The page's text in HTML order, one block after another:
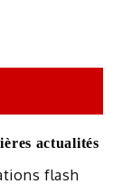
actualités
flash